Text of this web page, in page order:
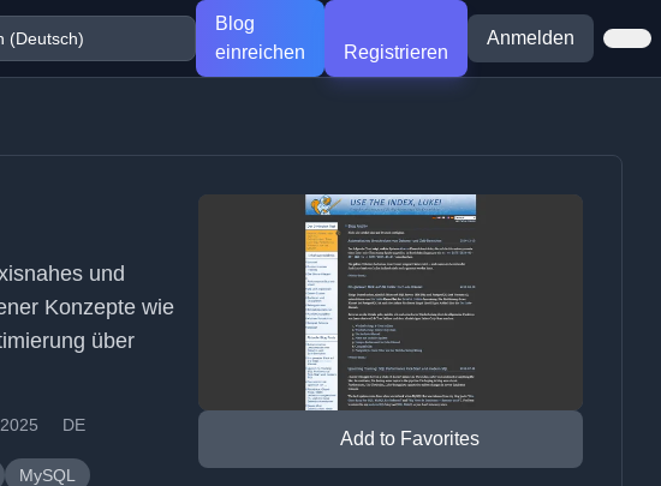
Blog
einreichen
Registrieren
Anmelden
und
Konzepte wie
über
DE
MySQL
Add to Favorites